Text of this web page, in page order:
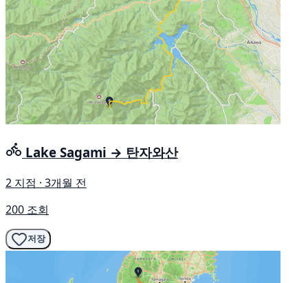
Lake Sagami → 탄자와산
2 지점 · 3개월 전
200 조회
저장